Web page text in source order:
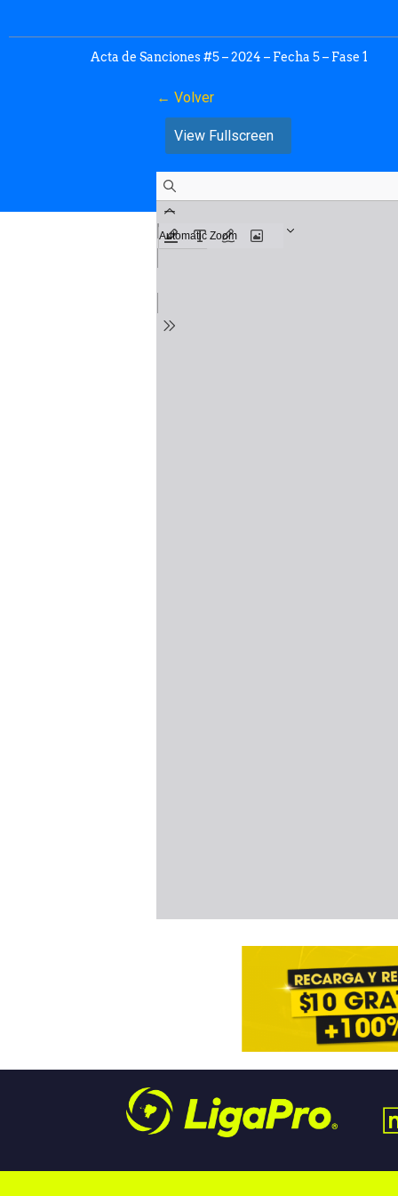
Acta de Sanciones #5 – 2024 – Fecha 5 – Fase 1
← Volver
View Fullscreen